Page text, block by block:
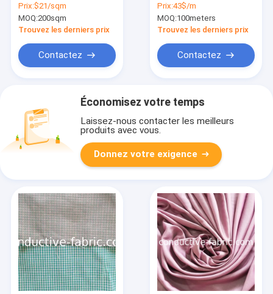
écran d'argent anti-
EMF coton
Prix:$21/sqm
MOQ:200sqm
Trouvez les derniers prix
Contactez
pour vêtements
Prix:43$/m
MOQ:100meters
Trouvez les derniers prix
Contactez
Économisez votre temps
Laissez-nous contacter les meilleurs
produits avec vous.
Donnez votre exigence